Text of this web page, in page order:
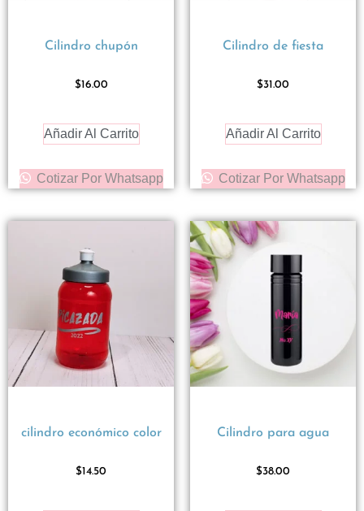
Cilindro chupón
$16.00
Añadir Al Carrito
Cotizar Por Whatsapp
Cilindro de fiesta
$31.00
Añadir Al Carrito
Cotizar Por Whatsapp
cilindro económico color
$14.50
Cilindro para agua
$38.00